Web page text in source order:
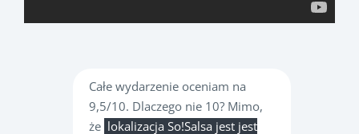
Całe wydarzenie oceniam na
9,5/10. Dlaczego nie 10? Mimo,
że lokalizacja So!Salsa jest jest